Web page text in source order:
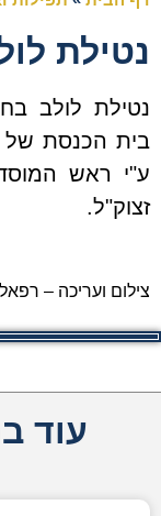
נטילת
נטילת לולב
בית הכנסת של
ע"י ראש
זצוק"ל.
צילום ועריכה –
עוד